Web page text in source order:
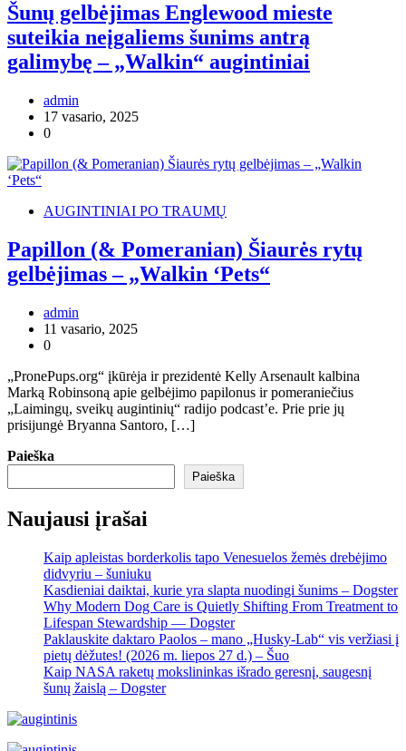
Šunų gelbėjimas Englewood mieste
suteikia neįgaliems šunims antrą
galimybę – „Walkin“ augintiniai
admin
17 vasario, 2025
0
AUGINTINIAI PO TRAUMŲ
Papillon (& Pomeranian) Šiaurės rytų
gelbėjimas – „Walkin ‘Pets“
admin
11 vasario, 2025
0
„PronePups.org“ įkūrėja ir prezidentė Kelly Arsenault kalbina
Marką Robinsoną apie gelbėjimo papilonus ir pomeraniečius
„Laimingų, sveikų augintinių“ radijo podcast’e. Prie prie jų
prisijungė Bryanna Santoro, […]
Paieška
Paieška
Naujausi įrašai
Kaip apleistas borderkolis tapo Venesuelos žemės drebėjimo
didvyriu – šuniuku
Kasdieniai daiktai, kurie yra slapta nuodingi šunims – Dogster
Why Modern Dog Care is Quietly Shifting From Treatment to
Lifespan Stewardship — Dogster
Paklauskite daktaro Paolos – mano „Husky-Lab“ vis veržiasi į
pietų dėžutes! (2026 m. liepos 27 d.) – Šuo
Kaip NASA raketų mokslininkas išrado geresnį, saugesnį
šunų žaislą – Dogster